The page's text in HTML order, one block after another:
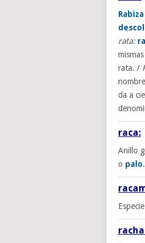
Rabiza
rata:
mismas
rata. /
da a
raca:
Anillo
o palo.